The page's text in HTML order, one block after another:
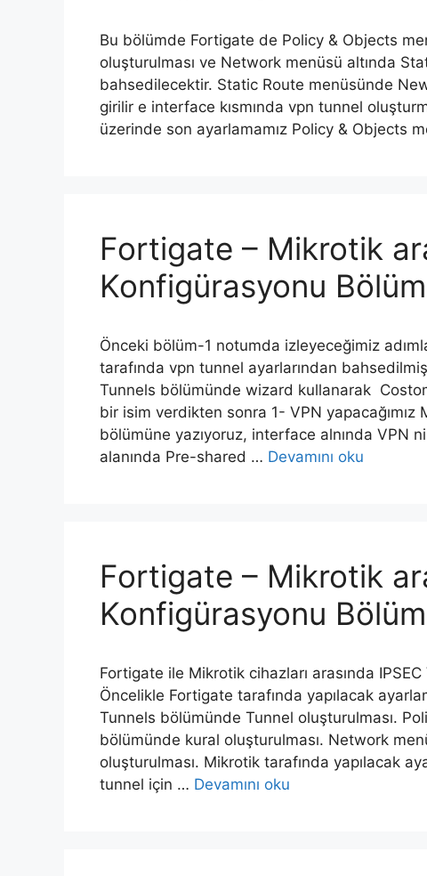
Bu bölümde Fortigate de Policy & Objects
oluşturulması ve Network menüsü altında
bahsedilecektir. Static Route menüsünde
girilir e interface kısmında vpn tunnel
üzerinde son ayarlamamız Policy & Objects
Fortigate – Mikrotik
Konfigürasyonu
Önceki bölüm-1 notumda izleyeceğimiz
tarafında vpn tunnel ayarlarından
Tunnels bölümünde wizard kullanarak
bir isim verdikten sonra 1- VPN yapacağımız
bölümüne yazıyoruz, interface alnında VPN
alanında Pre-shared … Devamını oku
Fortigate – Mikrotik
Konfigürasyonu
Fortigate ile Mikrotik cihazları arasında
Öncelikle Fortigate tarafında yapılacak
Tunnels bölümünde Tunnel oluşturulması.
bölümünde kural oluşturulması. Network
oluşturulması. Mikrotik tarafında yapılacak
tunnel için … Devamını oku